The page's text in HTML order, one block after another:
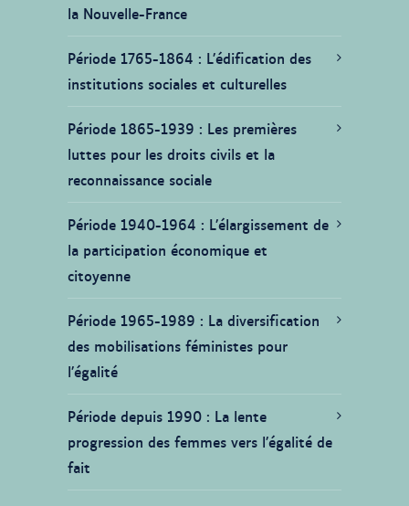
la Nouvelle-France
Période 1765-1864
L’édification des
institutions sociales et culturelles
Période 1865-1939
Les premières
luttes pour les droits civils et la
reconnaissance sociale
Période 1940-1964
L’élargissement de
la participation économique et
citoyenne
Période 1965-1989
La diversification
des mobilisations féministes pour
l’égalité
Période depuis 1990 La lente
progression des femmes vers l’égalité de
fait